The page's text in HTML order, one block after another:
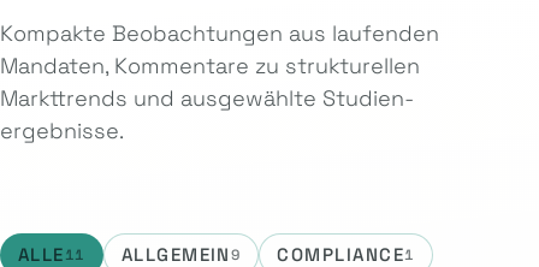
Kompakte Beobachtungen aus laufenden
Mandaten, Kommentare zu strukturellen
Markttrends und ausgewählte Studien­
ergebnisse.
ALLE11 ALLGEMEIN9 COMPLIANCE1